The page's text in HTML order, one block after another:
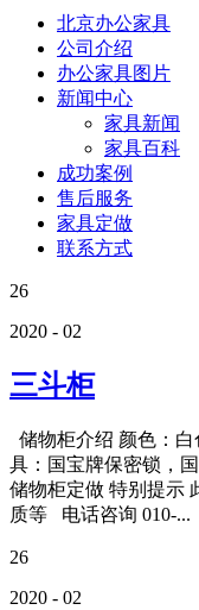
北京办公家具
公司介绍
办公家具图片
新闻中心
家具新闻
家具百科
成功案例
售后服务
家具定做
联系方式
26
2020 - 02
三斗柜
储物柜介绍 颜色：
具：国宝牌保密锁，
储物柜定做 特别提示
质等 电话咨询 010-...
26
2020 - 02